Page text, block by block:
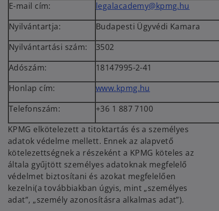
E-mail cím:
legalacademy@kpmg.hu
p
e
n
i
n
w
b
Nyilvántartja:
Budapesti Ügyvédi Kamara
Nyilvántartási szám:
3502
Adószám:
18147995-2-41
Honlap cím:
www.kpmg.hu
Telefonszám:
+36 1 887 7100
KPMG elkötelezett a titoktartás és a személyes
adatok védelme mellett. Ennek az alapvető
kötelezettségnek a részeként a KPMG köteles az
általa gyűjtött személyes adatoknak megfelelő
védelmet biztosítani és azokat megfelelően
kezelni(a továbbiakban úgyis, mint „személyes
adat”, „személy azonosításra alkalmas adat”).